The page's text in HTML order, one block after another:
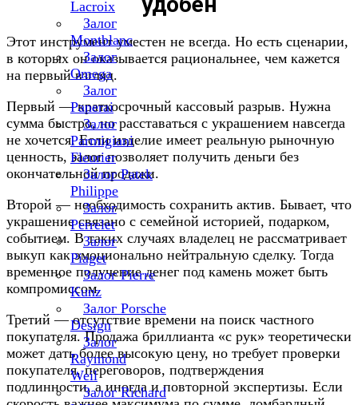
Lacroix
Залог
Montblanc
Залог
Omega
Залог
Panerai
Залог
Parmigiani
Fleurier
Залог Patek
Philippe
Залог
Perrelet
Залог
Piaget
Залог Pierre
Kunz
Залог Porsche
Design
Залог
Raymond
Weil
Залог Richard
Этот инструмент уместен не всегда. Но есть сценарии,
в которых он оказывается рациональнее, чем кажется
на первый взгляд.
Первый — краткосрочный кассовый разрыв. Нужна
сумма быстро, но расставаться с украшением навсегда
не хочется. Если изделие имеет реальную рыночную
ценность, залог позволяет получить деньги без
окончательной продажи.
Второй — необходимость сохранить актив. Бывает, что
украшение связано с семейной историей, подарком,
событием. В таких случаях владелец не рассматривает
выкуп как эмоционально нейтральную сделку. Тогда
временное получение денег под камень может быть
компромиссом.
Третий — отсутствие времени на поиск частного
покупателя. Продажа бриллианта «с рук» теоретически
может дать более высокую цену, но требует проверки
покупателя, переговоров, подтверждения
подлинности, а иногда и повторной экспертизы. Если